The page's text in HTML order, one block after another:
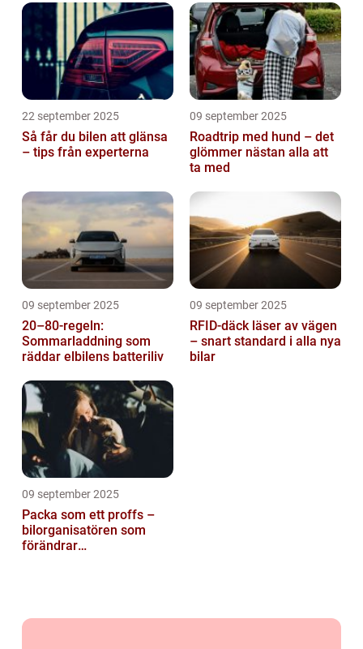
22 september 2025
Så får du bilen att glänsa
– tips från experterna
09 september 2025
Roadtrip med hund – det
glömmer nästan alla att
ta med
09 september 2025
20–80-regeln:
Sommarladdning som
räddar elbilens batteriliv
09 september 2025
RFID-däck läser av vägen
– snart standard i alla nya
bilar
09 september 2025
Packa som ett proffs –
bilorganisatören som
förändrar